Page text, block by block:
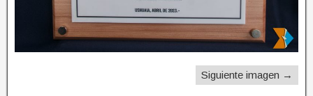
Siguiente imagen →